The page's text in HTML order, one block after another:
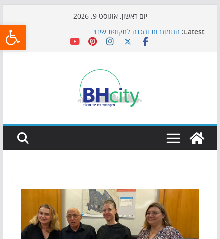
יום ראשון, אוגוסט 9, 2026
Latest: התמודדות והכנה לתקופת שינוי
אי ההרפתקאות ממשיך לכבוש את הגינות: מאות משפחות
כדורגל באווירה מיוחדת: הקרנת גמר המונדיאל בטרמינל
הקיץ של בני הנוער בבת־ים: חוף הריביירה הופך למרחב
בטוח בשעות הערב